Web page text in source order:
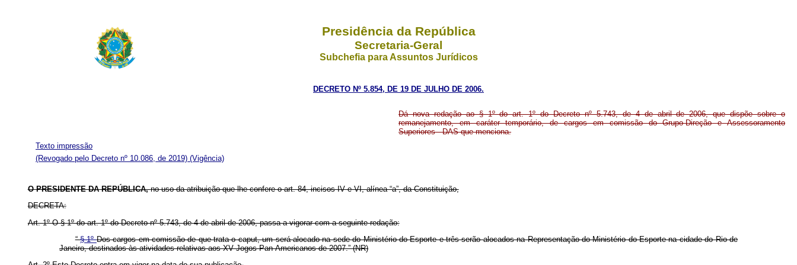
Presidência da República
Secretaria-Geral
Subchefia para Assuntos Jurídicos
DECRETO Nº 5.854, DE 19 DE JULHO DE 2006.
Dá nova redação ao § 1º do art. 1º do Decreto nº 5.743, de 4 de abril de 2006, que dispõe sobre o
remanejamento, em caráter temporário, de cargos em comissão do Grupo-Direção e Assessoramento
Superiores - DAS que menciona.
Texto impressão
(Revogado pelo Decreto nº 10.086, de 2019) (Vigência)
O PRESIDENTE DA REPÚBLICA,no uso da atribuição que lhe confere o art. 84, incisos IV e VI, alínea “a”, da Constituição,
DECRETA:
Art. 1º O § 1º do art. 1º do Decreto nº 5.743, de 4 de abril de 2006, passa a vigorar com a seguinte redação:
“§ 1ºDos cargos em comissão de que trata o caput, um será alocado na sede do Ministério do Esporte e três serão alocados na Representação do Ministério do Esporte na cidade do Rio de
Janeiro, destinados às atividades relativas aos XV Jogos Pan-Americanos de 2007.” (NR)